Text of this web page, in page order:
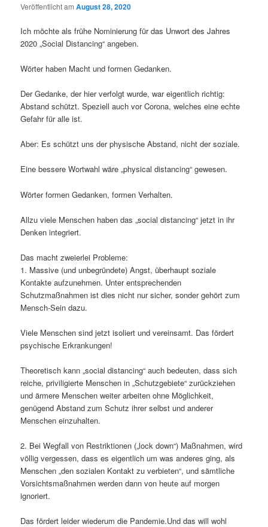
Veröffentlicht amAugust 28, 2020
Ich möchte als frühe Nominierung für das Unwort des Jahres
2020 „Social Distancing“ angeben.
Wörter haben Macht und formen Gedanken.
Der Gedanke, der hier verfolgt wurde, war eigentlich richtig:
Abstand schützt. Speziell auch vor Corona, welches eine echte
Gefahr für alle ist.
Aber: Es schützt uns der physische Abstand, nicht der soziale.
Eine bessere Wortwahl wäre „physical distancing“ gewesen.
Wörter formen Gedanken, formen Verhalten.
Allzu viele Menschen haben das „social distancing“ jetzt in ihr
Denken integriert.
Das macht zweierlei Probleme:
1. Massive (und unbegründete) Angst, überhaupt soziale
Kontakte aufzunehmen. Unter entsprechenden
Schutzmaßnahmen ist dies nicht nur sicher, sonder gehört zum
Mensch-Sein dazu.
Viele Menschen sind jetzt isoliert und vereinsamt. Das fördert
psychische Erkrankungen!
Theoretisch kann „social distancing“ auch bedeuten, dass sich
reiche, priviligierte Menschen in „Schutzgebiete“ zurückziehen
und ärmere Menschen weiter arbeiten ohne Möglichkeit,
genügend Abstand zum Schutz ihrer selbst und anderer
Menschen einzuhalten.
2. Bei Wegfall von Restriktionen („lock down“) Maßnahmen, wird
völlig vergessen, dass es eigentlich um was anderes ging, als
Menschen „den sozialen Kontakt zu verbieten“, und sämtliche
Vorsichtsmaßnahmen werden dann von heute auf morgen
ignoriert.
Das fördert leider wiederum die Pandemie.Und das will wohl